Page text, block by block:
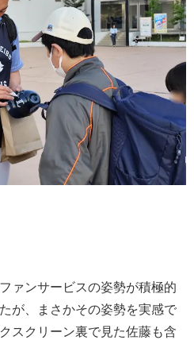
ァンサービスの姿勢が積極的
が、まさかその姿勢を実感で
スクリーン裏で見た佐藤も含